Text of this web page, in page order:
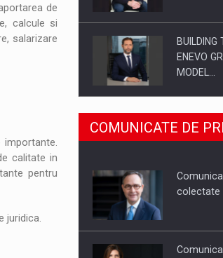
de
calcule si
salarizare
calitate in
pentru
juridica.
BUILDING
ENEVO
MODEL…
ROOTED
DELIVER
PUTTING
COMUNICATE DE
colectate